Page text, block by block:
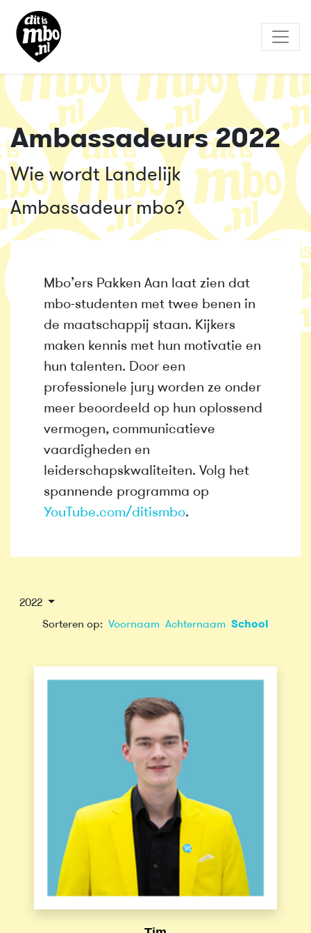
Ambassadeurs 2022
Wie wordt Landelijk
Ambassadeur mbo?
Mbo’ers Pakken Aan laat zien dat
mbo-studenten met twee benen in
de maatschappij staan. Kijkers
maken kennis met hun motivatie en
hun talenten. Door een
professionele jury worden ze onder
meer beoordeeld op hun oplossend
vermogen, communicatieve
vaardigheden en
leiderschapskwaliteiten. Volg het
spannende programma op
YouTube.com/ditismbo.
2022
Sorteren op: Voornaam Achternaam School